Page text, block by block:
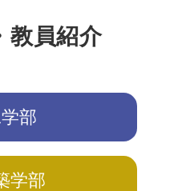
教員紹介
部
学部